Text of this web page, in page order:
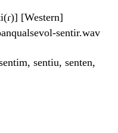
[Western]
sentir.wav
sentiu, senten,